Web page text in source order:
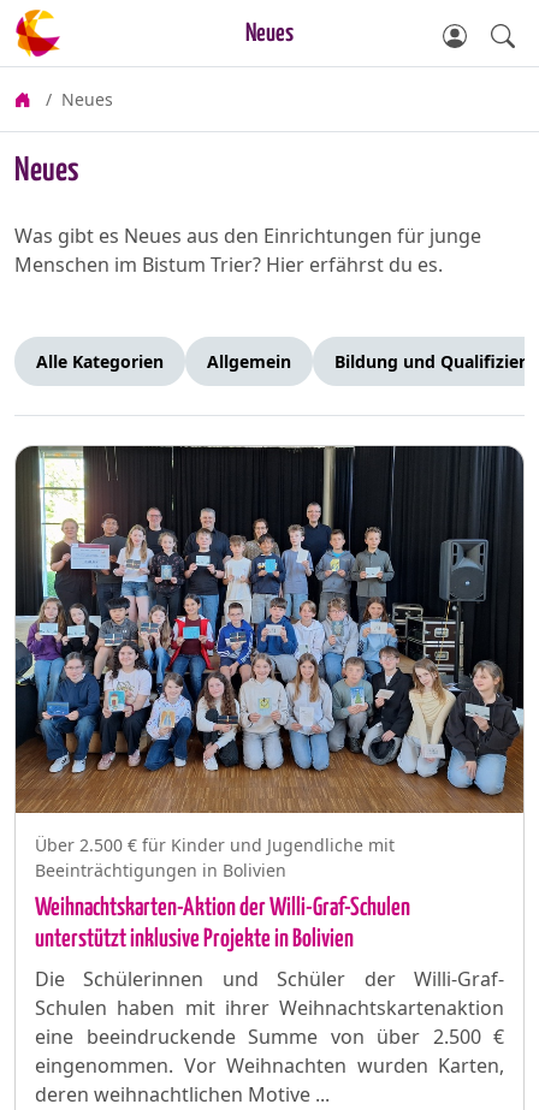
Neues
Neues
Neues
Was gibt es Neues aus den Einrichtungen für junge
Menschen im Bistum Trier? Hier erfährst du es.
Alle Kategorien Allgemein Bildung und
Über 2.500 € für Kinder und Jugendliche mit
Beeinträchtigungen in Bolivien
Weihnachtskarten-Aktion der Willi-Graf-Schulen
unterstützt inklusive Projekte in Bolivien
Die Schülerinnen und Schüler der Willi-Graf-
Schulen haben mit ihrer Weihnachtskartenaktion
eine beeindruckende Summe von über 2.500 €
eingenommen. Vor Weihnachten wurden Karten,
deren weihnachtlichen Motive ...